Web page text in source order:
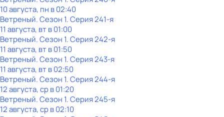
10 августа, пн в 02:40
Ветреный. Сезон 1. Серия 241-я
11 августа, вт в 01:00
Ветреный. Сезон 1. Серия 242-я
11 августа, вт в 01:50
Ветреный. Сезон 1. Серия 243-я
11 августа, вт в 02:50
Ветреный. Сезон 1. Серия 244-я
12 августа, ср в 01:20
Ветреный. Сезон 1. Серия 245-я
12 августа, ср в 02:10